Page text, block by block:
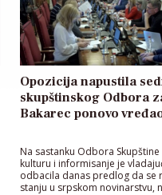
Opozicija napustila
skupštinskog Odbora
Bakarec ponovo
Na sastanku Odbora Skupštine
kulturu i informisanje je
odbacila danas predlog da se
stanju u srpskom novinarstvu,